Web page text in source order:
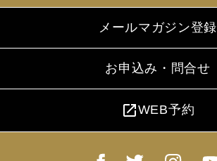
メールマガジン登録
お申込み・問合せ
open_in_newWEB予約